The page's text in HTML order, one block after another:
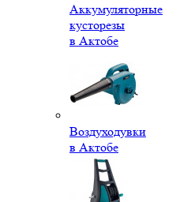
Аккумуляторные
кусторезы
в Актобе
Воздуходувки
в Актобе